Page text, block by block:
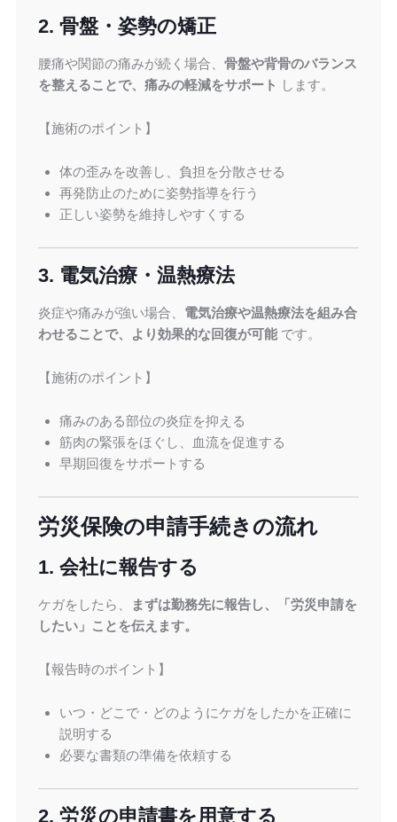
2. 骨盤・姿勢の矯正
腰痛や関節の痛みが続く場合、 骨盤や背骨のバランス
を整えることで、痛みの軽減をサポート します。
【施術のポイント】
体の歪みを改善し、負担を分散させる
再発防止のために姿勢指導を行う
正しい姿勢を維持しやすくする
3. 電気治療・温熱療法
炎症や痛みが強い場合、 電気治療や温熱療法を組み合
わせることで、より効果的な回復が可能です。
【施術のポイント】
痛みのある部位の炎症を抑える
筋肉の緊張をほぐし、血流を促進する
早期回復をサポートする
労災保険の申請手続きの流れ
1. 会社に報告する
ケガをしたら、
まずは勤務先に報告し、「労災申請を
したい」ことを伝えます。
【報告時のポイント】
いつ・どこで・どのようにケガをしたかを正確に
説明する
必要な書類の準備を依頼する
2. 労災の申請書を用意する